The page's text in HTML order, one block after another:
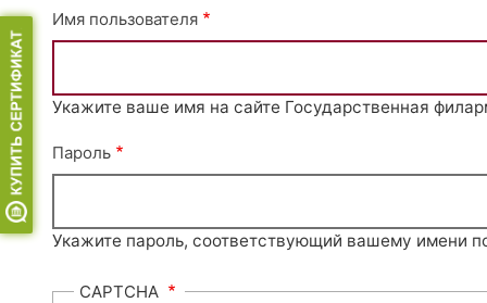
tabs
Имя пользователя
Укажите ваше имя на сайте Государственная
Пароль
Укажите пароль, соответствующий вашему имени
CAPTCHA